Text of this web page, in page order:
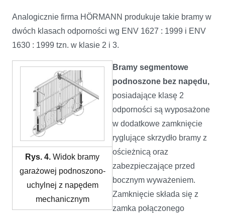
Analogicznie firma HÖRMANN produkuje takie bramy w
dwóch klasach odporności wg ENV 1627 : 1999 i ENV
1630 : 1999 tzn. w klasie 2 i 3.
Rys. 4. Widok bramy
garażowej podnoszono-
uchylnej z napędem
mechanicznym
Bramy segmentowe
podnoszone bez napędu,
posiadające klasę 2
odporności są wyposażone
w dodatkowe zamknięcie
ryglujące skrzydło bramy z
ościeżnicą oraz
zabezpieczające przed
bocznym wyważeniem.
Zamknięcie składa się z
zamka połączonego